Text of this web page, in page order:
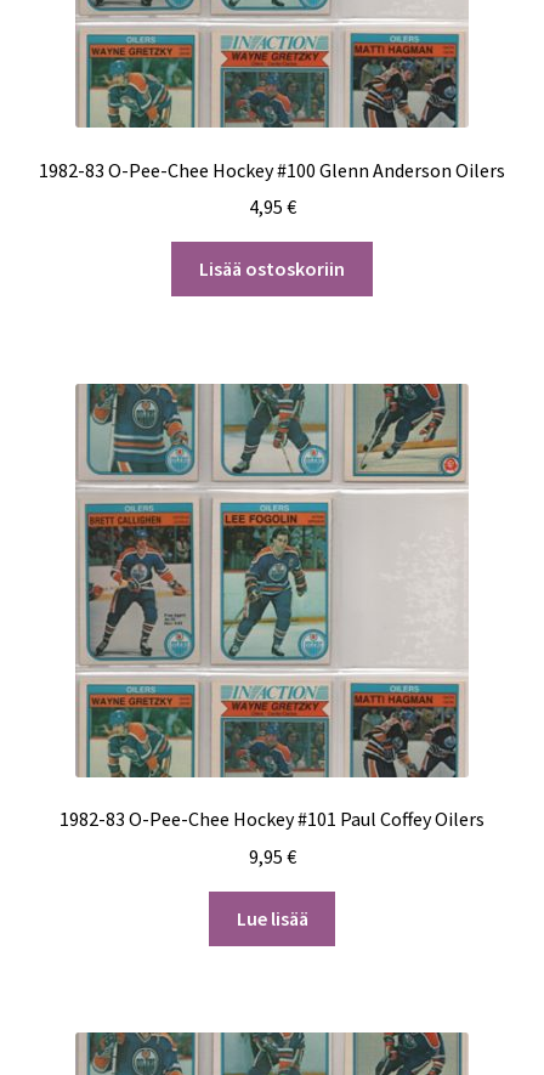
1982-83 O-Pee-Chee Hockey #100 Glenn Anderson Oilers
4,95 €
Lisää ostoskoriin
1982-83 O-Pee-Chee Hockey #101 Paul Coffey Oilers
9,95 €
Lue lisää